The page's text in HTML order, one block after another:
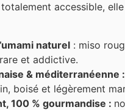
accessible,
naturel: miso
et addictive.
& méditerranéenne :
boisé et légèrement
100 % gourmandise :